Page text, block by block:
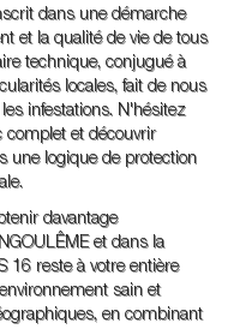
dans une démarche
et la qualité de vie de tous
technique, conjugué à
locales, fait de nous
infestations. N'hésitez
complet et découvrir
une logique de protection
davantage
et dans la
16 reste à votre entière
sain et
en combinant